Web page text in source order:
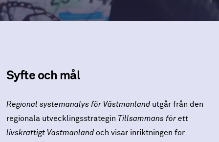
Syfte och mål
Regional systemanalys för Västmanlandutgår från den
regionala utvecklingsstrategin Tillsammans för ett
livskraftigt Västmanland och visar inriktningen för